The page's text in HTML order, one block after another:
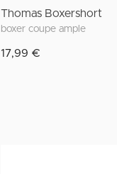
Thomas Boxershort
boxer coupe ample
17,99 €